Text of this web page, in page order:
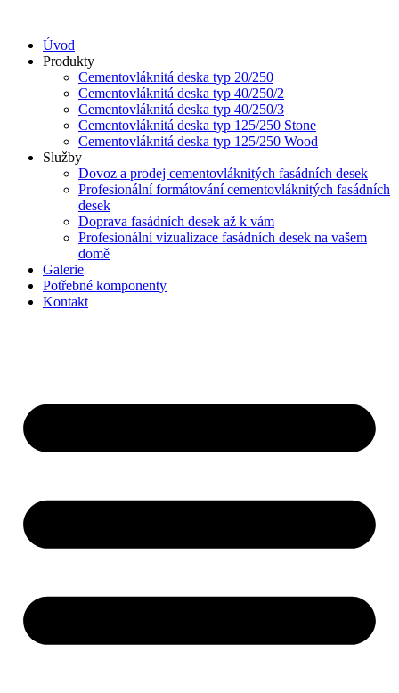
obsahuÚvod
Produkty
Cementovláknitá deska typ 20/250
Cementovláknitá deska typ 40/250/2
Cementovláknitá deska typ 40/250/3
Cementovláknitá deska typ 125/250 Stone
Cementovláknitá deska typ 125/250 Wood
Služby
Dovoz a prodej cementovláknitých fasádních desek
Profesionální formátování cementovláknitých fasádních
desek
Doprava fasádních desek až k vám
Profesionální vizualizace fasádních desek na vašem
domě
Galerie
Potřebné komponenty
Kontakt